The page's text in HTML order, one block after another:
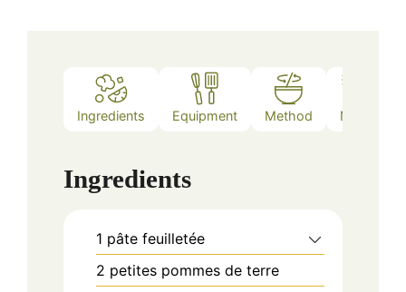
Ingredients Equipment Method Notes
Ingredients
1 pâte feuilletée
2 petites pommes de terre